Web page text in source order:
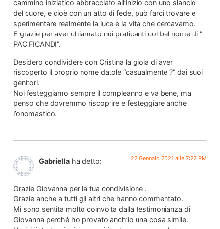
cammino iniziatico abbracciato all’inizio con uno slancio
del cuore, e cioè con un atto di fede, può farci trovare e
sperimentare realmente la luce e la vita che cercavamo.
E grazie per aver chiamato noi praticanti col bel nome di ”
PACIFICANDI”.
Desidero condividere con Cristina la gioia di aver
riscoperto il proprio nome datole “casualmente ?” dai suoi
genitori.
Noi festeggiamo sempre il compleanno e va bene, ma
penso che dovremmo riscoprire e festeggiare anche
l’onomastico.
Gabriella ha detto: 22 Gennaio 2021 alle 7:22 PM
Grazie Giovanna per la tua condivisione .
Grazie anche a tutti gli altri che hanno commentato.
Mi sono sentita molto coinvolta dalla testimonianza di
Giovanna perché ho provato anch’io una cosa simile.